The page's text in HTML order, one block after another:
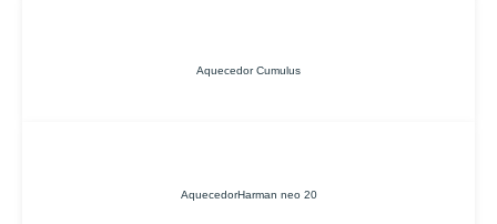
Aquecedor Cumulus
AquecedorHarman neo 20